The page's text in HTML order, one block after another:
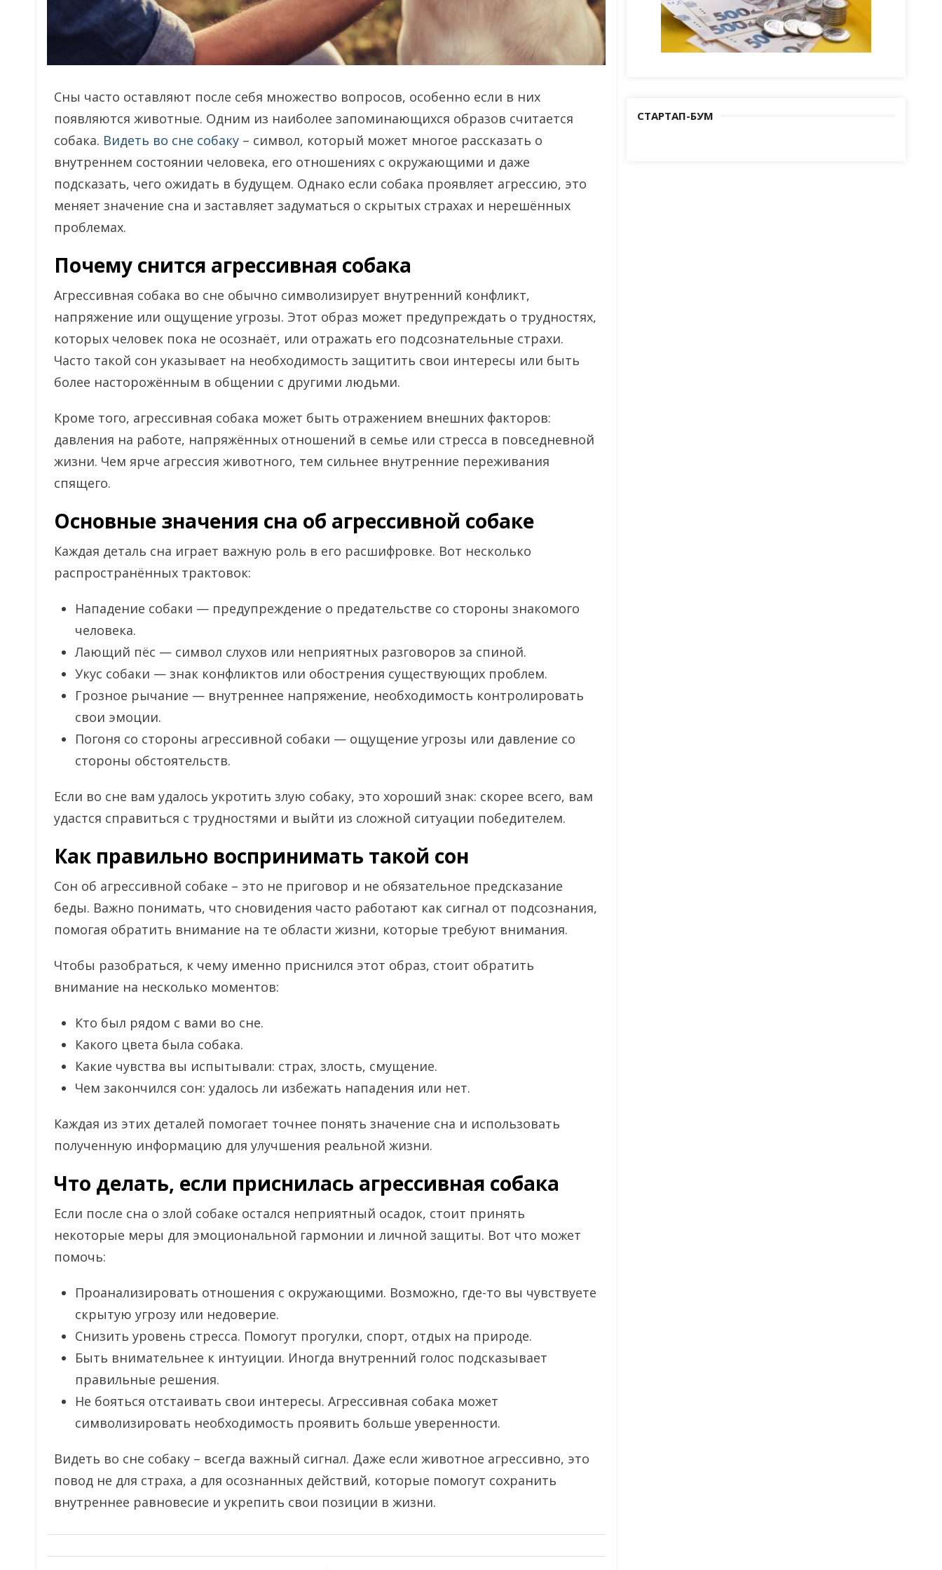
Сны часто оставляют после себя множество вопросов, особенно если в них
появляются животные. Одним из наиболее запоминающихся образов считается
собака. Видеть во сне собаку – символ, который может многое рассказать о
внутреннем состоянии человека, его отношениях с окружающими и даже
подсказать, чего ожидать в будущем. Однако если собака проявляет агрессию, это
меняет значение сна и заставляет задуматься о скрытых страхах и нерешённых
проблемах.
Почему снится агрессивная собака
Агрессивная собака во сне обычно символизирует внутренний конфликт,
напряжение или ощущение угрозы. Этот образ может предупреждать о трудностях,
которых человек пока не осознаёт, или отражать его подсознательные страхи.
Часто такой сон указывает на необходимость защитить свои интересы или быть
более насторожённым в общении с другими людьми.
Кроме того, агрессивная собака может быть отражением внешних факторов:
давления на работе, напряжённых отношений в семье или стресса в повседневной
жизни. Чем ярче агрессия животного, тем сильнее внутренние переживания
спящего.
Основные значения сна об агрессивной собаке
Каждая деталь сна играет важную роль в его расшифровке. Вот несколько
распространённых трактовок:
Нападение собаки — предупреждение о предательстве со стороны знакомого
человека.
Лающий пёс — символ слухов или неприятных разговоров за спиной.
Укус собаки — знак конфликтов или обострения существующих проблем.
Грозное рычание — внутреннее напряжение, необходимость контролировать
свои эмоции.
Погоня со стороны агрессивной собаки — ощущение угрозы или давление со
стороны обстоятельств.
Если во сне вам удалось укротить злую собаку, это хороший знак: скорее всего, вам
удастся справиться с трудностями и выйти из сложной ситуации победителем.
Как правильно воспринимать такой сон
Сон об агрессивной собаке – это не приговор и не обязательное предсказание
беды. Важно понимать, что сновидения часто работают как сигнал от подсознания,
помогая обратить внимание на те области жизни, которые требуют внимания.
Чтобы разобраться, к чему именно приснился этот образ, стоит обратить
внимание на несколько моментов:
Кто был рядом с вами во сне.
Какого цвета была собака.
Какие чувства вы испытывали: страх, злость, смущение.
Чем закончился сон: удалось ли избежать нападения или нет.
Каждая из этих деталей помогает точнее понять значение сна и использовать
полученную информацию для улучшения реальной жизни.
Что делать, если приснилась агрессивная собака
Если после сна о злой собаке остался неприятный осадок, стоит принять
некоторые меры для эмоциональной гармонии и личной защиты. Вот что может
помочь:
Проанализировать отношения с окружающими. Возможно, где-то вы чувствуете
скрытую угрозу или недоверие.
Снизить уровень стресса. Помогут прогулки, спорт, отдых на природе.
Быть внимательнее к интуиции. Иногда внутренний голос подсказывает
правильные решения.
Не бояться отстаивать свои интересы. Агрессивная собака может
символизировать необходимость проявить больше уверенности.
Видеть во сне собаку – всегда важный сигнал. Даже если животное агрессивно, это
повод не для страха, а для осознанных действий, которые помогут сохранить
внутреннее равновесие и укрепить свои позиции в жизни.
СТАРТАП-БУМ